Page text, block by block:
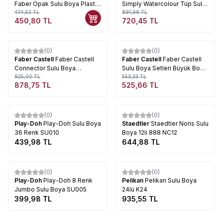
Faber Opak Sulu Boya Plastik
Kutu 12li 578112
474,53TL
450,80 TL
Simply Watercolour Tüp Sulu
Boya 12li Set 134500100
891,98TL
720,45 TL
%5
(0)
Faber Castell Faber Castell
Connector Sulu Boya
Değiştirilebilir Setler 24lü Set
925,00TL
878,75 TL
%5
(0)
Faber Castell Faber Castell
Sulu Boya Setleri Büyük Boy
21li
553,33TL
525,66 TL
(0)
Play-Doh Play-Doh Sulu Boya
36 Renk SU010
439,98 TL
(0)
Staedtler Staedtler Noris Sulu
Boya 12li 888 NC12
644,88 TL
(0)
Play-Doh Play-Doh 8 Renk
Jumbo Sulu Boya SU005
399,98 TL
(0)
Pelikan Pelikan Sulu Boya
24lü K24
935,55 TL